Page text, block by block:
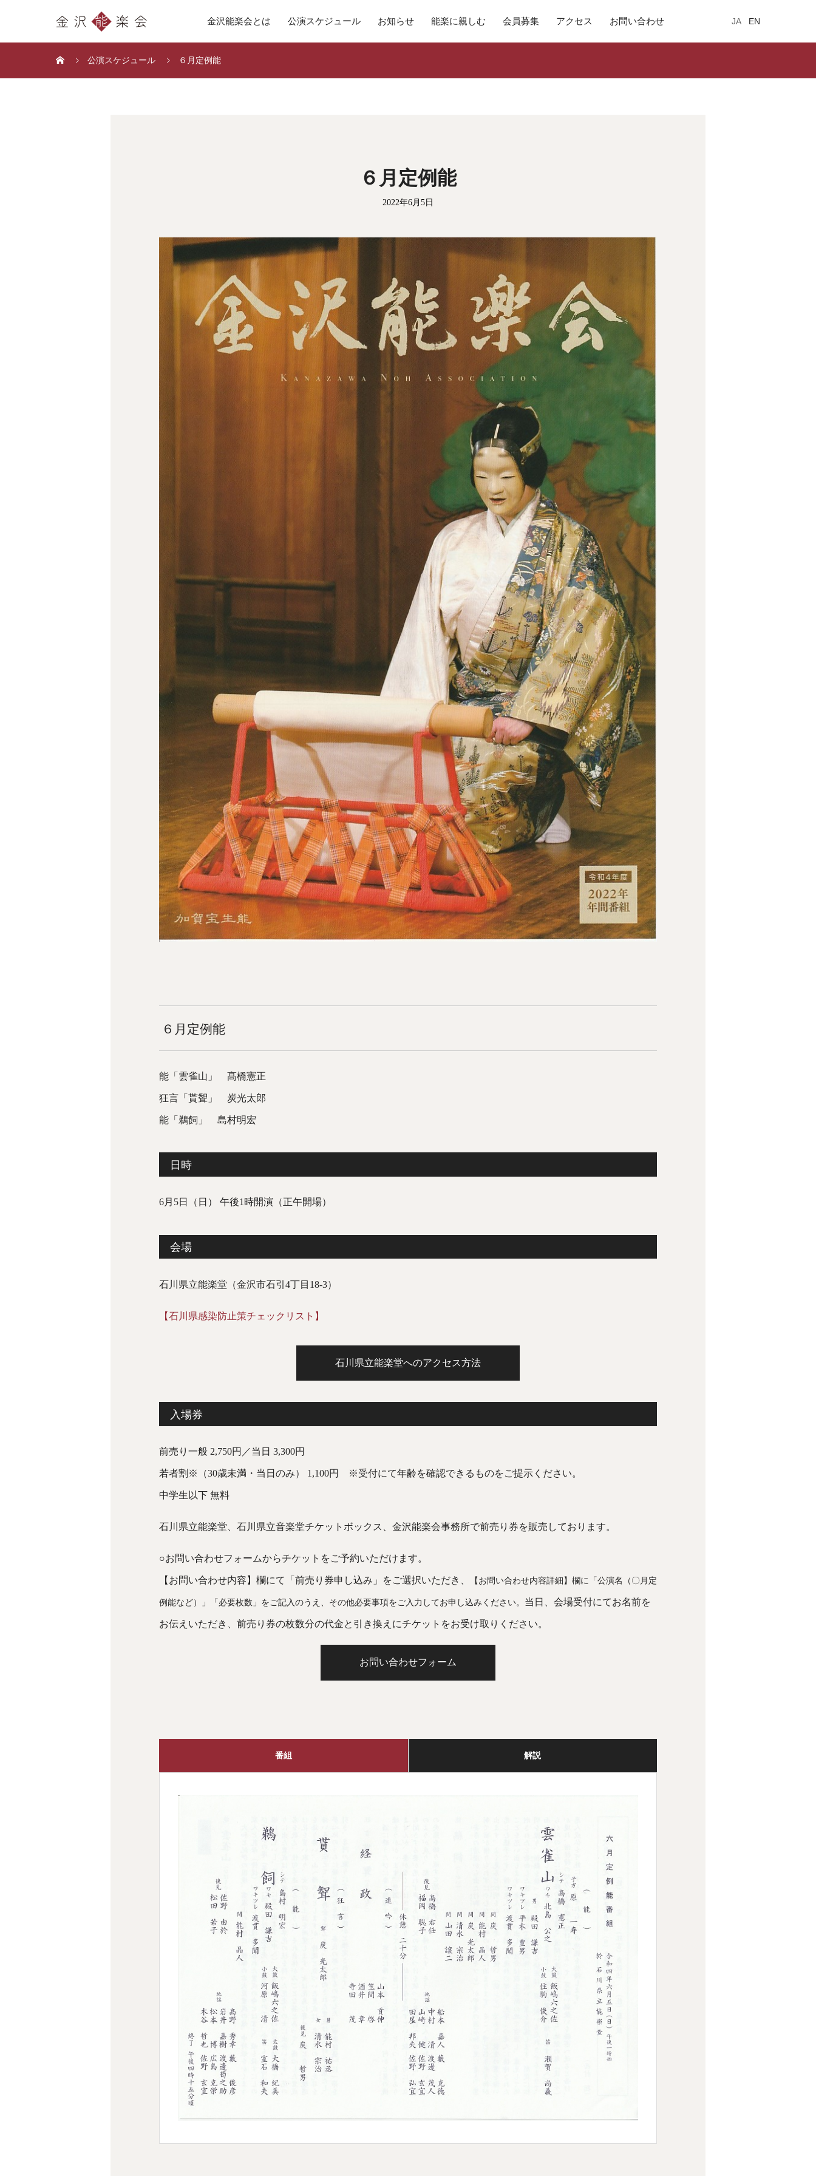
金沢能楽会とは 公演スケジュール お知らせ 能楽に親しむ 会員募集 アクセス お問い合わせ JA EN
公演スケジュール ６月定例能
６月定例能
2022年6月5日
６月定例能
能「雲雀山」 髙橋憲正
狂言「貰聟」 炭光太郎
能「鵜飼」 島村明宏
日時
6月5日（日） 午後1時開演（正午開場）
会場
石川県立能楽堂（金沢市石引4丁目18-3）
【石川県感染防止策チェックリスト】
石川県立能楽堂へのアクセス方法
入場券
前売り一般 2,750円／当日 3,300円
若者割※（30歳未満・当日のみ） 1,100円 ※受付にて年齢を確認できるものをご提示ください。
中学生以下 無料
石川県立能楽堂、石川県立音楽堂チケットボックス、金沢能楽会事務所で前売り券を販売しております。
○お問い合わせフォームからチケットをご予約いただけます。
【お問い合わせ内容】欄にて「前売り券申し込み」をご選択いただき、 【お問い合わせ内容詳細】欄に 「公演名（〇月定
例能など）」「必要枚数」をご記入のうえ、その他必要事項をご入力してお申し込みください。 当日、会場受付にてお名前を
お伝えいただき、前売り券の枚数分の代金と引き換えにチケットをお受け取りください。
お問い合わせフォーム
番組 解説